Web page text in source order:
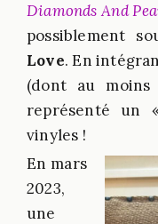
Diamonds And
possiblement
Love. En
(dont au
représenté un
vinyles !
En mars
2023,
une